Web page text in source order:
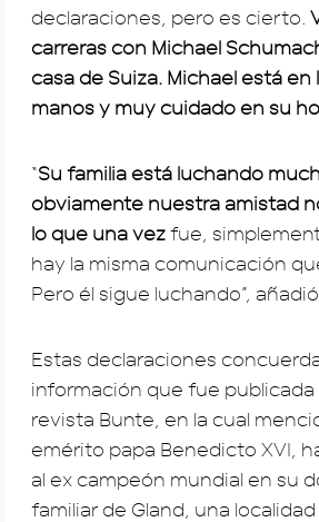
declaraciones, pero es cierto.
carreras con Michael
casa de Suiza. Michael está en
manos y muy cuidado en su
“Su familia está luchando
obviamente nuestra amistad
lo que una vez fue,
hay la misma comunicación
Pero él sigue luchando”, añadió.
Estas declaraciones
información que fue publicada
revista Bunte, en la cual
emérito papa Benedicto XVI,
al ex campeón mundial en su
familiar de Gland, una